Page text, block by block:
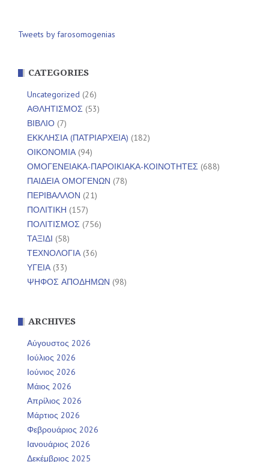
Tweets by farosomogenias
CATEGORIES
Uncategorized (26)
ΑΘΛΗΤΙΣΜΟΣ (53)
ΒΙΒΛΙΟ (7)
ΕΚΚΛΗΣΙΑ (ΠΑΤΡΙΑΡΧΕΙΑ) (182)
ΟΙΚΟΝΟΜΙΑ(94)
ΟΜΟΓΕΝΕΙΑΚΑ-ΠΑΡΟΙΚΙΑΚΑ-ΚΟΙΝΟΤΗΤΕΣ (688)
ΠΑΙΔΕΙΑ ΟΜΟΓΕΝΩΝ (78)
ΠΕΡΙΒΑΛΛΟΝ (21)
ΠΟΛΙΤΙΚΗ (157)
ΠΟΛΙΤΙΣΜΟΣ (756)
ΤΑΞΙΔΙ (58)
ΤΕΧΝΟΛΟΓΙΑ(36)
ΥΓΕΙΑ(33)
ΨΗΦΟΣ ΑΠΟΔΗΜΩΝ (98)
ARCHIVES
Αύγουστος 2026
Ιούλιος 2026
Ιούνιος 2026
Μάιος 2026
Απρίλιος 2026
Μάρτιος 2026
Φεβρουάριος 2026
Ιανουάριος 2026
Δεκέμβριος 2025